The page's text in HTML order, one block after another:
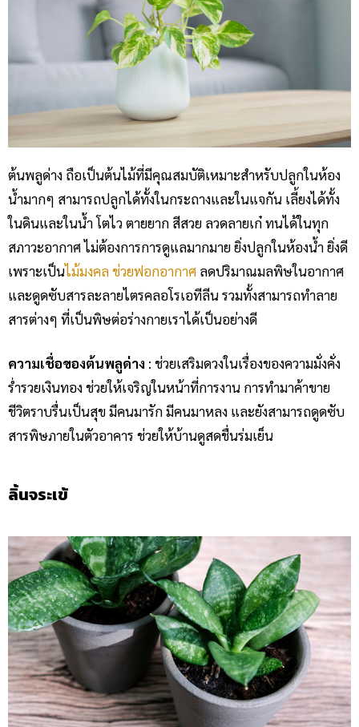
ต้นพลูด่าง ถือเป็นต้นไม้ที่มีคุณสมบัติเหมาะสำหรับปลูกในห้อง
น้ำมากๆ สามารถปลูกได้ทั้งในกระถางและในแจกัน เลี้ยงได้ทั้ง
ในดินและในน้ำ โตไว ตายยาก สีสวย ลวดลายเก๋ ทนได้ในทุก
สภาวะอากาศ ไม่ต้องการการดูแลมากมาย ยิ่งปลูกในห้องน้ำ ยิ่งดี
เพราะเป็นไม้มงคล ช่วยฟอกอากาศ ลดปริมาณมลพิษในอากาศ
และดูดซับสารละลายไตรคลอโรเอทีลีน รวมทั้งสามารถทำลาย
สารต่างๆ ที่เป็นพิษต่อร่างกายเราได้เป็นอย่างดี
ความเชื่อของต้นพลูด่าง : ช่วยเสริมดวงในเรื่องของความมั่งคั่ง
ร่ำรวยเงินทอง ช่วยให้เจริญในหน้าที่การงาน การทำมาค้าขาย
ชีวิตราบรื่นเป็นสุข มีคนมารัก มีคนมาหลง และยังสามารถดูดซับ
สารพิษภายในตัวอาคาร ช่วยให้บ้านดูสดชื่นร่มเย็น
ลิ้นจระเข้